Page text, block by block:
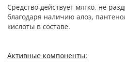
Средство действует мягко, не
благодаря наличию алоэ,
кислоты в составе.
Активные компоненты: